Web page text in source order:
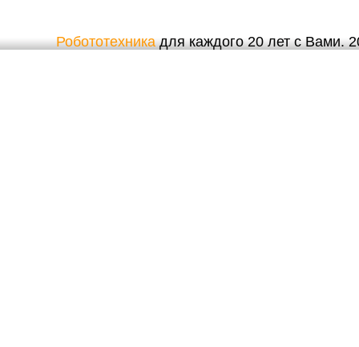
Робототехникадля каждого 20 лет с Вами.